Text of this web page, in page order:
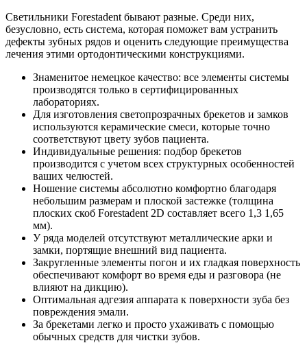
Светильники Forestadent бывают разные. Среди них,
безусловно, есть система, которая поможет вам устранить
дефекты зубных рядов и оценить следующие преимущества
лечения этими ортодонтическими конструкциями.
Знаменитое немецкое качество: все элементы системы
производятся только в сертифицированных
лабораториях.
Для изготовления светопрозрачных брекетов и замков
используются керамические смеси, которые точно
соответствуют цвету зубов пациента.
Индивидуальные решения: подбор брекетов
производится с учетом всех структурных особенностей
ваших челюстей.
Ношение системы абсолютно комфортно благодаря
небольшим размерам и плоской застежке (толщина
плоских скоб Forestadent 2D составляет всего 1,3 1,65
мм).
У ряда моделей отсутствуют металлические арки и
замки, портящие внешний вид пациента.
Закругленные элементы погон и их гладкая поверхность
обеспечивают комфорт во время еды и разговора (не
влияют на дикцию).
Оптимальная адгезия аппарата к поверхности зуба без
повреждения эмали.
За брекетами легко и просто ухаживать с помощью
обычных средств для чистки зубов.